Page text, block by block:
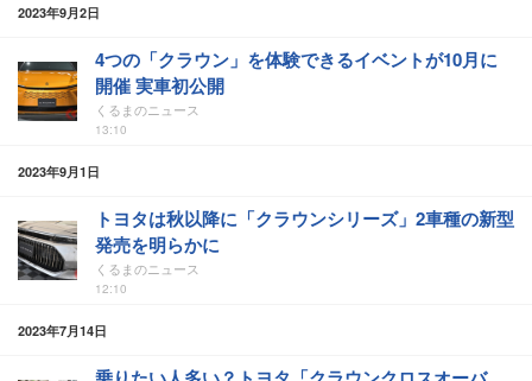
2023年9月2日
4つの「クラウン」を体験できるイベントが10月に
開催 実車初公開
くるまのニュース
13:10
2023年9月1日
トヨタは秋以降に「クラウンシリーズ」2車種の新型
発売を明らかに
くるまのニュース
12:10
2023年7月14日